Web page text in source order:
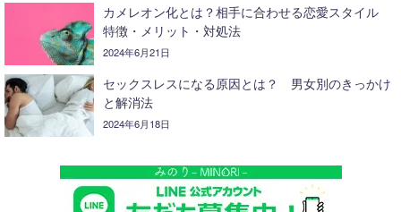
カメレオン化とは？相手に合わせる恋愛スタイル
特徴・メリット・対処法
2024年6月21日
セックスレスになる原因とは？ 男女別のきっかけ
と解消法
2024年6月18日